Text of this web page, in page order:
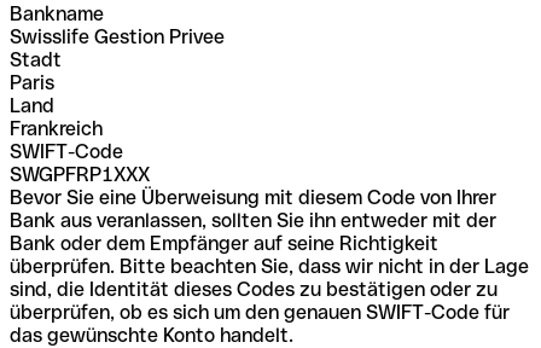
Bankname
Swisslife Gestion Privee
Stadt
Paris
Land
Frankreich
SWIFT-Code
SWGPFRP1XXX
Bevor Sie eine Überweisung mit diesem Code von Ihrer
Bank aus veranlassen, sollten Sie ihn entweder mit der
Bank oder dem Empfänger auf seine Richtigkeit
überprüfen. Bitte beachten Sie, dass wir nicht in der Lage
sind, die Identität dieses Codes zu bestätigen oder zu
überprüfen, ob es sich um den genauen SWIFT-Code für
das gewünschte Konto handelt.